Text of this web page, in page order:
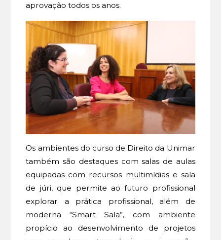
aprovação todos os anos.
Os ambientes do curso de Direito da Unimar
também são destaques com salas de aulas
equipadas com recursos multimídias e sala
de júri, que permite ao futuro profissional
explorar a prática profissional, além de
moderna “Smart Sala”, com ambiente
propício ao desenvolvimento de projetos